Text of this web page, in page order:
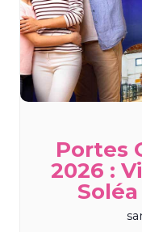
Portes
2026 :